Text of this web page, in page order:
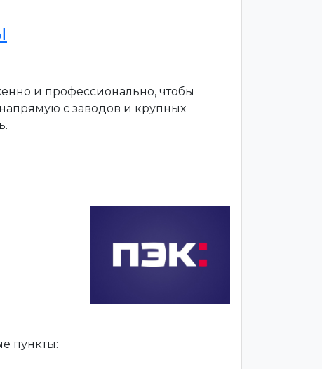
и профессионально, чтобы
с заводов и крупных
пункты: